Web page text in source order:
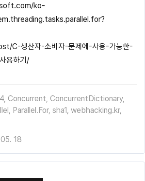
ko-
C-생산자-소비자-문제에-사용-가능한-
용하기/
, Concurrent, ConcurrentDictionary,
, Parallel.For, sha1, webhacking.kr,
18